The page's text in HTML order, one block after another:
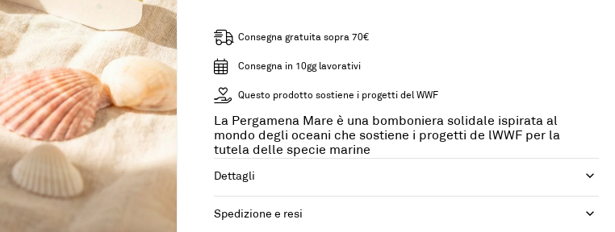
Consegna gratuita sopra 70€
Consegna in 10gg lavorativi
Questo prodotto sostiene i progetti del WWF
La Pergamena Mare è una bomboniera solidale ispirata al
mondo degli oceani che sostiene i progetti de lWWF per la
tutela delle specie marine
Dettagli
Spedizione e resi